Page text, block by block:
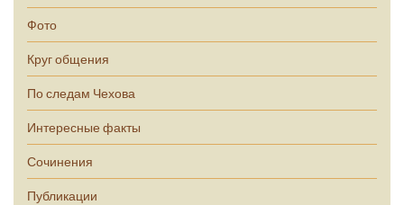
Фото
Круг общения
По следам Чехова
Интересные факты
Сочинения
Публикации